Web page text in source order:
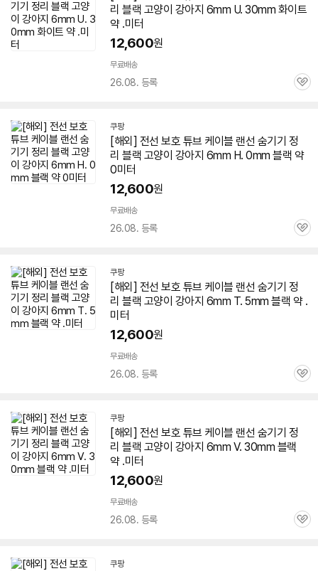
리 블랙 고양이 강아지 6mm U. 30mm 화이트
약 .미터
12,600원
무료배송
26.08. 등록
관
쿠팡
[해외] 전선 보호 튜브 케이블 랜선 숨기기 정
리 블랙 고양이 강아지 6mm H. 0mm 블랙 약
0미터
12,600원
무료배송
26.08. 등록
관
쿠팡
[해외] 전선 보호 튜브 케이블 랜선 숨기기 정
리 블랙 고양이 강아지 6mm T. 5mm 블랙 약 .
미터
12,600원
무료배송
26.08. 등록
관
쿠팡
[해외] 전선 보호 튜브 케이블 랜선 숨기기 정
리 블랙 고양이 강아지 6mm V. 30mm 블랙
약 .미터
12,600원
무료배송
26.08. 등록
관
쿠팡